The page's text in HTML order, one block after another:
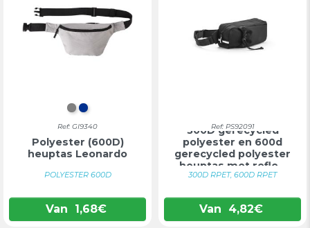
GRIJSBLAUW
Ref: GI9340
Polyester (600D)
heuptas Leonardo
POLYESTER 600D
Van 1,68€
Ref: PS92091
300D gerecycled
polyester en 600d
gerecycled polyester
heuptas met refle...
300D RPET, 600D RPET
Van 4,82€